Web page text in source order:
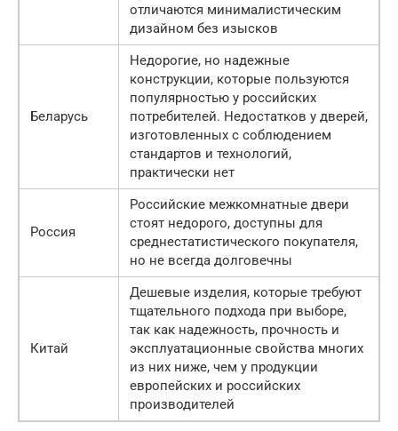
отличаются минималистическим
дизайном без изысков
Беларусь
Недорогие, но надежные
конструкции, которые пользуются
популярностью у российских
потребителей. Недостатков у дверей,
изготовленных с соблюдением
стандартов и технологий,
практически нет
Россия
Российские межкомнатные двери
стоят недорого, доступны для
среднестатистического покупателя,
но не всегда долговечны
Китай
Дешевые изделия, которые требуют
тщательного подхода при выборе,
так как надежность, прочность и
эксплуатационные свойства многих
из них ниже, чем у продукции
европейских и российских
производителей